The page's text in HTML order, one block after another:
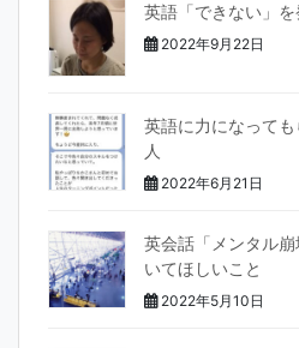
英語「できない」
2022年9月22日
英語に力になって
人
2022年6月21日
英会話「メンタル
いてほしいこと
2022年5月10日